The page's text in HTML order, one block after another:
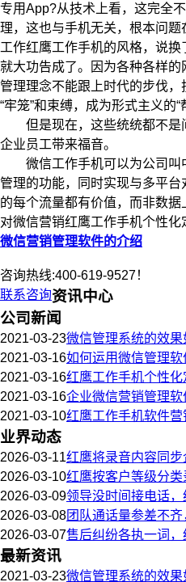
专用App?从技术上看，这完全
理，这也与手机无关，根本问
工作红鹰工作手机的风格，说换
就大功告成了。因为各种各样
管理理念不能跟上时代的步伐
“牢笼”和束缚，成为形式主义的“
但是现在，这些统统都不是
企业员工带来福音。
微信工作手机可以为公司叫
管理的功能，同时实现与多平
的每个流量都有价值，而非数
对微信营销红鹰工作手机个性化
微信营销管理软件的介绍
咨询热线:400-619-9527！
联系咨询资讯中心
公司新闻
2021-03-23微信管理系统的效果
2021-03-16如何运用微信管理
2021-03-16红鹰工作手机个性
2021-03-16企业微信营销管理软
2021-03-10红鹰工作手机软件
业界动态
2026-03-11红鹰将录音内容同
2026-03-10红鹰按客户等级分
2026-03-09领导没时间接电话
2026-03-08团队通话量参差不
2026-03-07售后纠纷各执一词
最新资讯
2021-03-23微信管理系统的效果